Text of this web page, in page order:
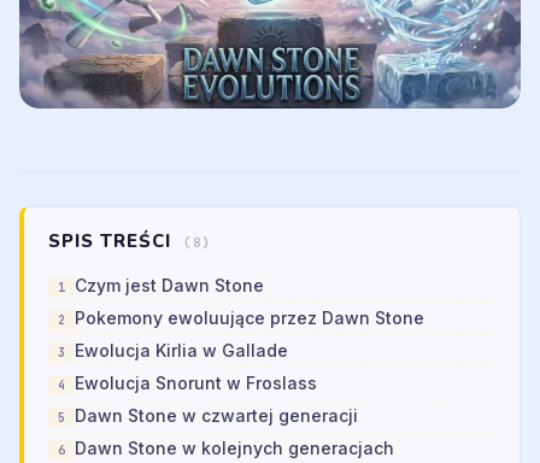
SPIS TREŚCI (8)
Czym jest Dawn Stone
Pokemony ewoluujące przez Dawn Stone
Ewolucja Kirlia w Gallade
Ewolucja Snorunt w Froslass
Dawn Stone w czwartej generacji
Dawn Stone w kolejnych generacjach